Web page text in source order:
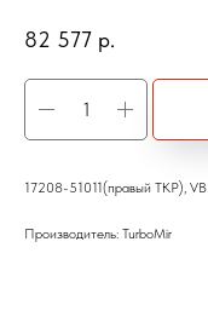
82 577 р.
17208-51011(правый ТКР),
Производитель: TurboMir